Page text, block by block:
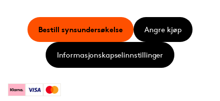
KlarnaVisa Mastercard
Bestill synsundersøkelse Angre kjøp
Informasjonskapselinnstillinger